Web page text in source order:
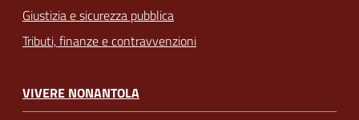
Giustizia e sicurezza pubblica
Tributi, finanze e contravvenzioni
VIVERE NONANTOLA